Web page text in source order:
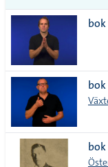
alla i
bok
bok
bok